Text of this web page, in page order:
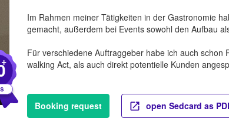
+
Im Rahmen meiner Tätigkeiten in der Gastronomie
gemacht, außerdem bei Events sowohl den Aufbau
Für verschiedene Auftraggeber habe ich auch
walking Act, als auch direkt potentielle Kunden
Booking request open Sedcard as